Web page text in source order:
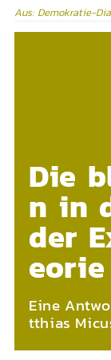
Aus: Demokratie-
Die
n in
der
eorie
Eine
tthias